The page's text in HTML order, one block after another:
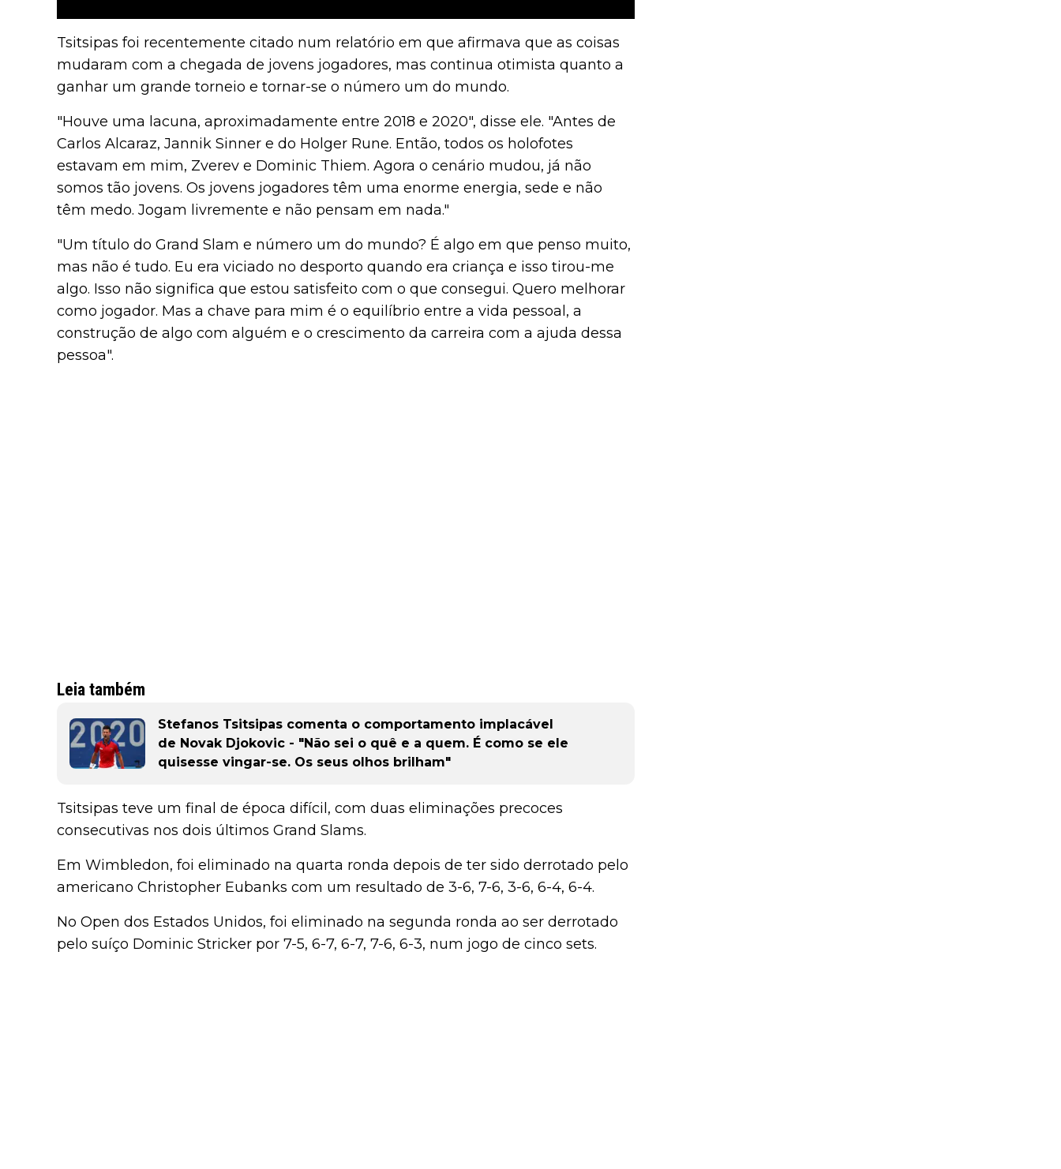
Tsitsipas foi recentemente citado num relatório em que afirmava que as coisas
mudaram com a chegada de jovens jogadores, mas continua otimista quanto a
ganhar um grande torneio e tornar-se o número um do mundo.
"Houve uma lacuna, aproximadamente entre 2018 e 2020", disse ele. "Antes de
Carlos Alcaraz, Jannik Sinner e do Holger Rune. Então, todos os holofotes
estavam em mim, Zverev e Dominic Thiem. Agora o cenário mudou, já não
somos tão jovens. Os jovens jogadores têm uma enorme energia, sede e não
têm medo. Jogam livremente e não pensam em nada."
"Um título do Grand Slam e número um do mundo? É algo em que penso muito,
mas não é tudo. Eu era viciado no desporto quando era criança e isso tirou-me
algo. Isso não significa que estou satisfeito com o que consegui. Quero melhorar
como jogador. Mas a chave para mim é o equilíbrio entre a vida pessoal, a
construção de algo com alguém e o crescimento da carreira com a ajuda dessa
pessoa".
Leia também
Stefanos Tsitsipas comenta o comportamento implacável
de Novak Djokovic - "Não sei o quê e a quem. É como se ele
quisesse vingar-se. Os seus olhos brilham"
Tsitsipas teve um final de época difícil, com duas eliminações precoces
consecutivas nos dois últimos Grand Slams.
Em Wimbledon, foi eliminado na quarta ronda depois de ter sido derrotado pelo
americano Christopher Eubanks com um resultado de 3-6, 7-6, 3-6, 6-4, 6-4.
No Open dos Estados Unidos, foi eliminado na segunda ronda ao ser derrotado
pelo suíço Dominic Stricker por 7-5, 6-7, 6-7, 7-6, 6-3, num jogo de cinco sets.